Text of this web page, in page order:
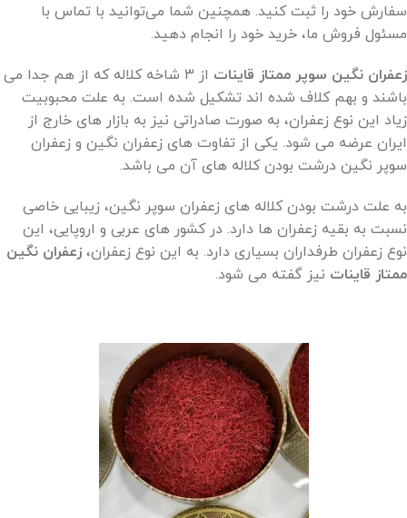
سفارش خود را ثبت کنید. همچنین شما می‌توانید با تماس با
مسئول فروش ما، خرید خود را انجام دهید.
زعفران نگین سوپر ممتاز قاینات
از ۳ شاخه کلاله که از هم جدا می
باشند و بهم کلاف شده اند تشکیل شده است. به علت محبوبیت
زیاد این نوع زعفران، به صورت صادراتی نیز به بازار های خارج از
ایران عرضه می شود. یکی از تفاوت های زعفران نگین و زعفران
سوپر نگین درشت بودن کلاله های آن می باشد.
به علت درشت بودن کلاله های زعفران سوپر نگین، زیبایی خاصی
نسبت به بقیه زعفران ها دارد. در کشور های عربی و اروپایی، این
نوع زعفران طرفداران بسیاری دارد. به این نوع زعفران، زعفران نگین
ممتاز قاینات نیز گفته می شود.